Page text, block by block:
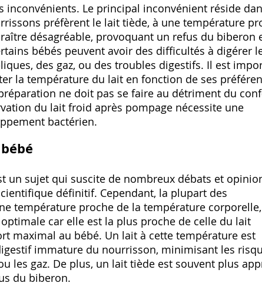
inconvénients. Le principal inconvénient réside
préfèrent le lait tiède‚ à une température
désagréable‚ provoquant un refus du biberon
bébés peuvent avoir des difficultés à digérer
des gaz‚ ou des troubles digestifs. Il est
la température du lait en fonction de ses
ne doit pas se faire au détriment du
du lait froid après pompage nécessite une
bactérien.
un sujet qui suscite de nombreux débats et
définitif. Cependant‚ la plupart des
température proche de la température
car elle est la plus proche de celle du lait
maximal au bébé. Un lait à cette température est
immature du nourrisson‚ minimisant les
les gaz. De plus‚ un lait tiède est souvent plus
du biberon.